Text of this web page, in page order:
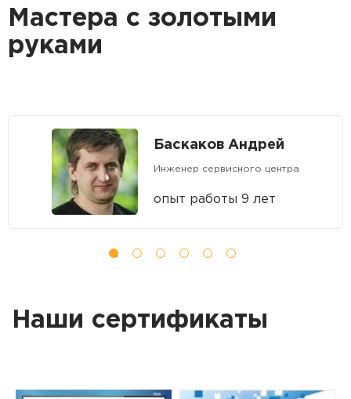
Мастера с золотыми
руками
Баскаков Андрей
Инженер сервисного центра
опыт работы 9 лет
Наши сертификаты